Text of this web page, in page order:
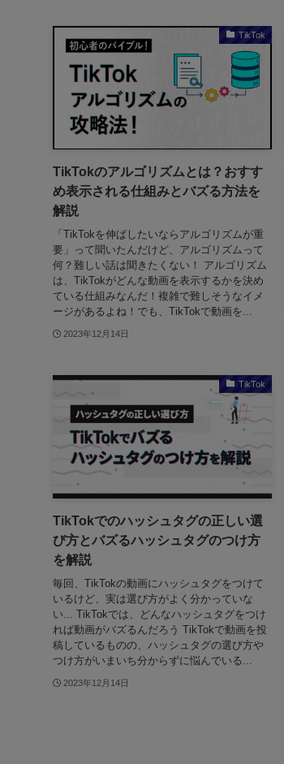
TikTok
TikTokのアルゴリズムとは？おすす
め表示される仕組みとバズる方法を
解説
「TikTokを伸ばしたいならアルゴリズムが重
要」って聞いたんだけど、アルゴリズムって
何？難しい話は聞きたくない！ アルゴリズム
は、TikTokがどんな動画を表示するかを決め
ている仕組みなんだ！複雑で難しそうなイメ
ージがあるよね！でも、TikTokで動画を...
2023年12月14日
TikTok
TikTokでのハッシュタグの正しい選
び方とバズるハッシュタグのつけ方
を解説
毎回、TikTokの動画にハッシュタグをつけて
いるけど、実は選び方がよく分かっていな
い... TikTokでは、どんなハッシュタグをつけ
れば動画がバズるんだろう TikTokで動画を投
稿しているものの、ハッシュタグの選び方や
つけ方がいまいち分からずに悩んでいる...
2023年12月14日